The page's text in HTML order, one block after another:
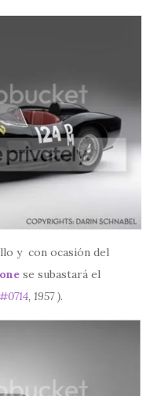
y con ocasión del
se subastará el
#0714, 1957 ).